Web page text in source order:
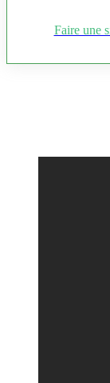
Faire une